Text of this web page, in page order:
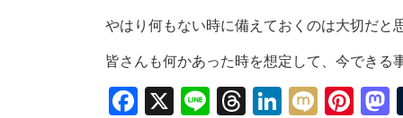
やはり何もない時に備えておくのは大切だと
皆さんも何かあった時を想定して、今できる
Facebook
X LineThreads
LinkedIn
Mixi